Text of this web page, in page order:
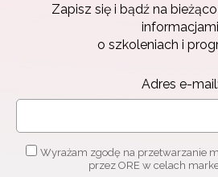
Zapisz się i bądź na
informacjami
o szkoleniach i
Adres e-mail:
Wyrażam zgodę na przetwarzanie
przez ORE w celach